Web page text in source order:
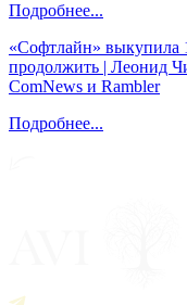
Подробнее...
«Софтлайн» выкупила
продолжить | Леонид
ComNews и Rambler
Подробнее...